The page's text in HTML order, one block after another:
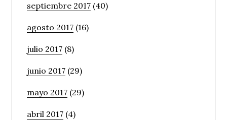
septiembre 2017 (40)
agosto 2017 (16)
julio 2017 (8)
junio 2017 (29)
mayo 2017 (29)
abril 2017 (4)